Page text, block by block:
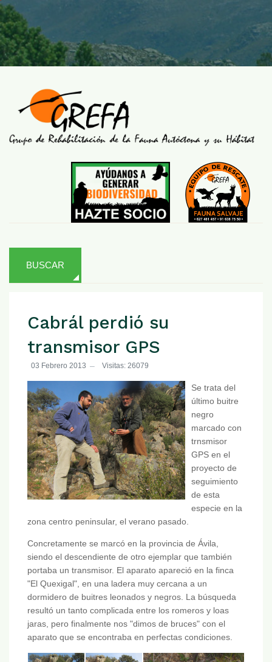
BUSCAR
Cabrál perdió su
transmisor GPS
03 Febrero 2013 Visitas: 26079
Se trata del
último buitre
negro
marcado con
trnsmisor
GPS en el
proyecto de
seguimiento
de esta
especie en la
zona centro peninsular, el verano pasado.
Concretamente se marcó en la provincia de Ávila,
siendo el descendiente de otro ejemplar que también
portaba un transmisor. El aparato apareció en la finca
"El Quexigal", en una ladera muy cercana a un
dormidero de buitres leonados y negros. La búsqueda
resultó un tanto complicada entre los romeros y loas
jaras, pero finalmente nos "dimos de bruces" con el
aparato que se encontraba en perfectas condiciones.